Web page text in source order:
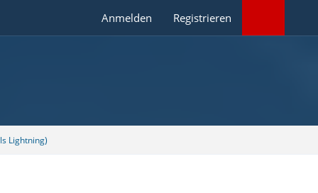
Anmelden Registrieren
Lightning)